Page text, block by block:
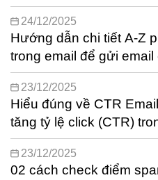
24/12/2025
Hướng dẫn chi tiết A-Z
trong email để gửi email
23/12/2025
Hiểu đúng về CTR
tăng tỷ lệ click (CTR)
23/12/2025
02 cách check điểm